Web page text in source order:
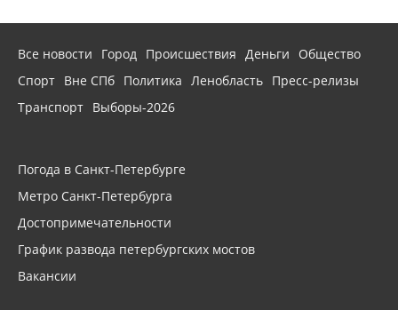
Все новости Город Происшествия Деньги
Общество
Спорт Вне СПб Политика Ленобласть Пресс-релизы
Транспорт Выборы-2026
Погода в Санкт-Петербурге
Метро Санкт-Петербурга
Достопримечательности
График развода петербургских мостов
Вакансии